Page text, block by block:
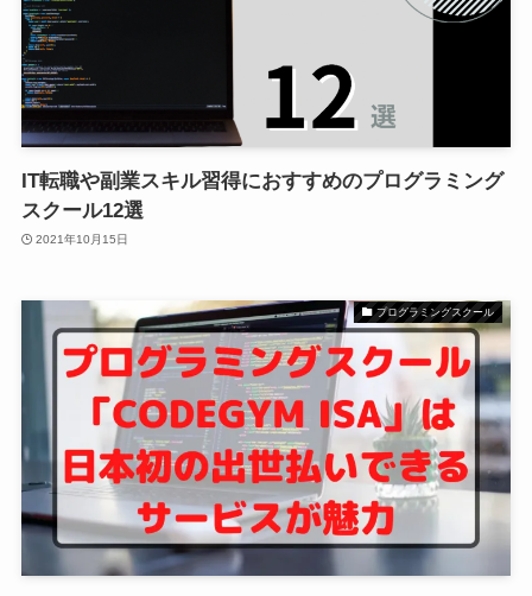
IT転職や副業スキル習得におすすめのプログラミング
スクール12選
2021年10月15日
プログラミングスクール